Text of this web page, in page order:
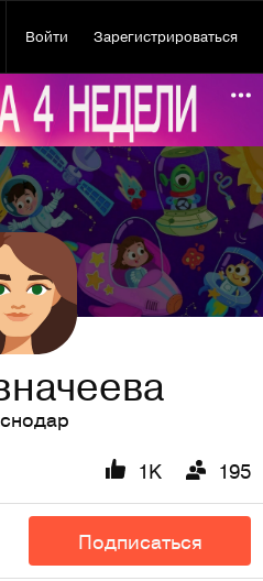
Войти Зарегистрироваться
1K 195
Подписаться